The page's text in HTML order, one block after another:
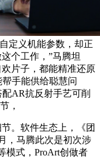
定义机能参数，却正
个工作，”马腾坦
片子，都能精准还原
手能供给聪慧问
AR抗反射手艺可削
，
。软件生态上，《团
，马腾此次是初次涉
模式，ProArt创做者